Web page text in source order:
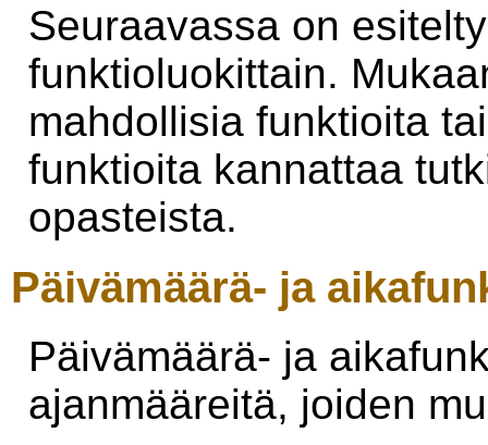
Seuraavassa on
funktioluokittain.
mahdollisia funktioita
funktioita kannattaa
opasteista.
Päivämäärä- ja
Päivämäärä- ja
ajanmääreitä, joiden